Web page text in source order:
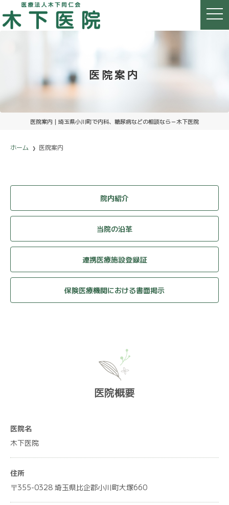
t
o
i
医院案内
医院案内｜埼玉県小川町で内科、糖尿病などの相談なら－木下医院
ホーム 医院案内
院内紹介
当院の沿革
連携医療施設登録証
保険医療機関における書面掲示
医院概要
医院名
木下医院
住所
〒355-0328 埼玉県比企郡小川町大塚660